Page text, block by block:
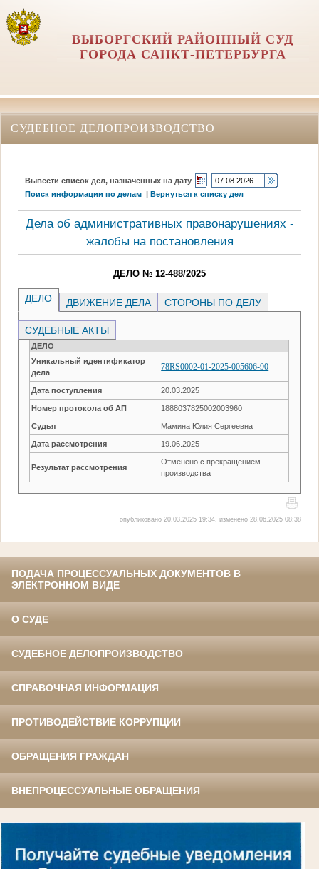
ВЫБОРГСКИЙ РАЙОННЫЙ СУД
ГОРОДА САНКТ-ПЕТЕРБУРГА
СУДЕБНОЕ ДЕЛОПРОИЗВОДСТВО
Вывести список дел, назначенных на дату
Поиск информации по делам |Вернуться к списку дел
Дела об административных правонарушениях -
жалобы на постановления
ДЕЛО № 12-488/2025
ДЕЛО ДВИЖЕНИЕ ДЕЛА СТОРОНЫ ПО ДЕЛУ
СУДЕБНЫЕ АКТЫ
ДЕЛО
Уникальный идентификатор
дела
78RS0002-01-2025-005606-90
Дата поступления 20.03.2025
Номер протокола об АП 1888037825002003960
Судья Мамина Юлия Сергеевна
Дата рассмотрения 19.06.2025
Результат рассмотрения
Отменено с прекращением
производства
опубликовано 20.03.2025 19:34, изменено 28.06.2025 08:38
ПОДАЧА ПРОЦЕССУАЛЬНЫХ ДОКУМЕНТОВ В
ЭЛЕКТРОННОМ ВИДЕ
О СУДЕ
СУДЕБНОЕ ДЕЛОПРОИЗВОДСТВО
СПРАВОЧНАЯ ИНФОРМАЦИЯ
ПРОТИВОДЕЙСТВИЕ КОРРУПЦИИ
ОБРАЩЕНИЯ ГРАЖДАН
ВНЕПРОЦЕССУАЛЬНЫЕ ОБРАЩЕНИЯ